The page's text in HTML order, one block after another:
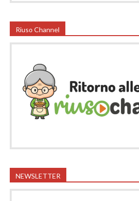
Riuso Channel
NEWSLETTER